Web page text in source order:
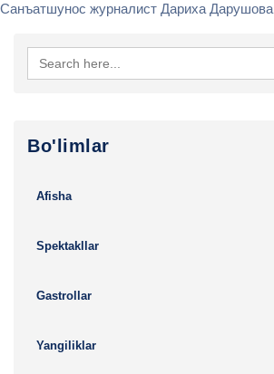
Санъатшунос журналист Дариха Дарушова
Search
for:
Bo'limlar
Afisha
Spektakllar
Gastrollar
Yangiliklar